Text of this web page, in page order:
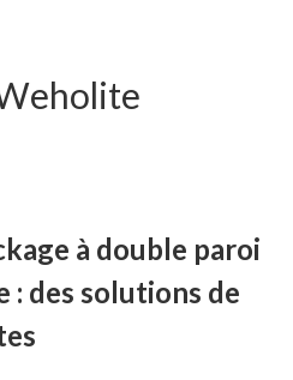
à double paroi
: des solutions de